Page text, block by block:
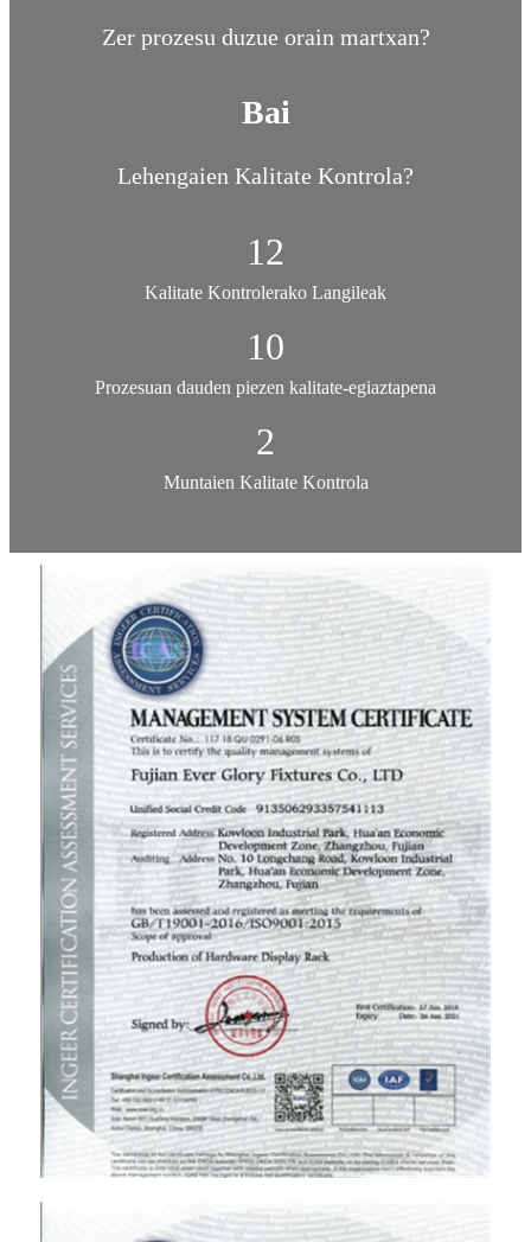
Zer prozesu duzue orain martxan?
Bai
Lehengaien Kalitate Kontrola?
12
Kalitate Kontrolerako Langileak
10
Prozesuan dauden piezen kalitate-egiaztapena
2
Muntaien Kalitate Kontrola